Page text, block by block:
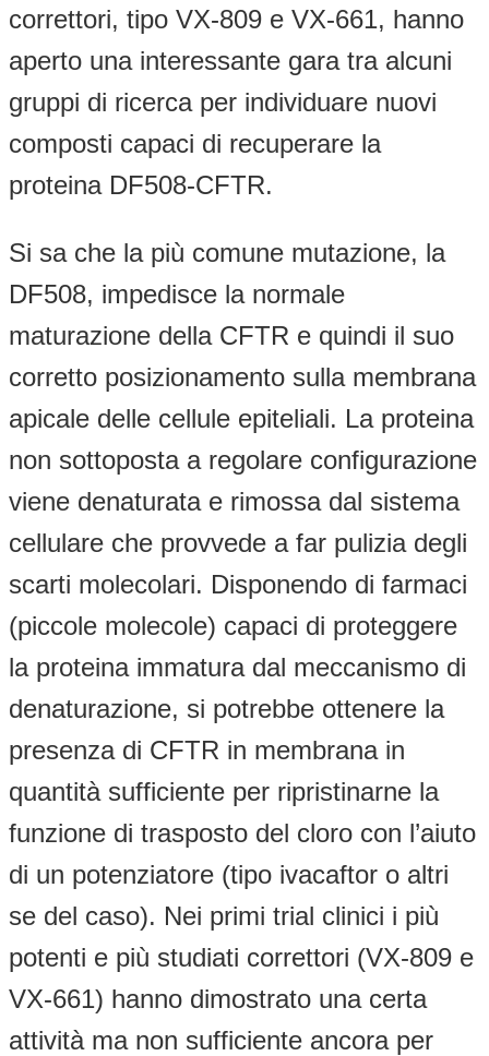
correttori, tipo VX-809 e VX-661, hanno
aperto una interessante gara tra alcuni
gruppi di ricerca per individuare nuovi
composti capaci di recuperare la
proteina DF508-CFTR.
Si sa che la più comune mutazione, la
DF508, impedisce la normale
maturazione della CFTR e quindi il suo
corretto posizionamento sulla membrana
apicale delle cellule epiteliali. La proteina
non sottoposta a regolare configurazione
viene denaturata e rimossa dal sistema
cellulare che provvede a far pulizia degli
scarti molecolari. Disponendo di farmaci
(piccole molecole) capaci di proteggere
la proteina immatura dal meccanismo di
denaturazione, si potrebbe ottenere la
presenza di CFTR in membrana in
quantità sufficiente per ripristinarne la
funzione di trasposto del cloro con l’aiuto
di un potenziatore (tipo ivacaftor o altri
se del caso). Nei primi trial clinici i più
potenti e più studiati correttori (VX-809 e
VX-661) hanno dimostrato una certa
attività ma non sufficiente ancora per